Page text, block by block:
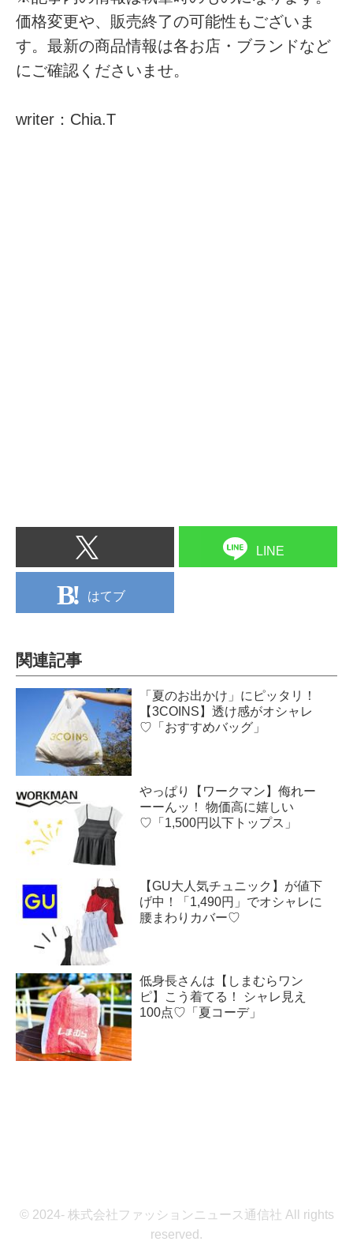
価格変更や、販売終了の可能性もございま
す。最新の商品情報は各お店・ブランドなど
にご確認くださいませ。
writer：Chia.T
LINE
はてブ
関連記事
「夏のお出かけ」にピッタリ！
【3COINS】透け感がオシャレ
♡「おすすめバッグ」
やっぱり【ワークマン】侮れー
ーーんッ！ 物価高に嬉しい
♡「1,500円以下トップス」
【GU大人気チュニック】が値下
げ中！「1,490円」でオシャレに
腰まわりカバー♡
低身長さんは【しまむらワン
ピ】こう着てる！ シャレ見え
100点♡「夏コーデ」
© 2024- 株式会社ファッションニュース通信社 All rights
reserved.